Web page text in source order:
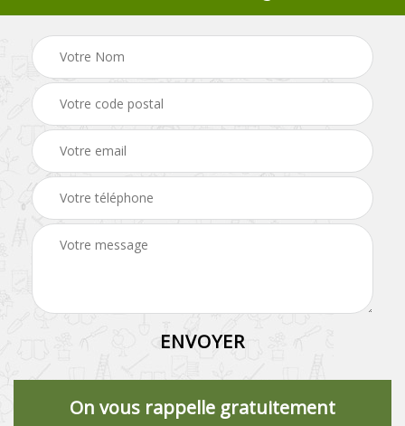
On vous rappelle gratuitement